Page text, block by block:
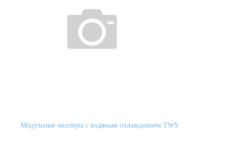
Модульные чиллеры с водяным охлаждением TWS